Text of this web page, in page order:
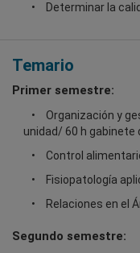
Determinar la
Temario
Primer semestre:
Organización y
unidad/ 60 h gabinete
Control
Fisiopatología
Relaciones en el
Segundo semestre: